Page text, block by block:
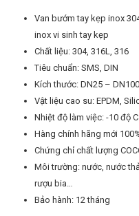
Van bướm tay kẹp inox
inox vi sinh tay kẹp
Chất liệu: 304, 316L, 316
Tiêu chuẩn: SMS, DIN
Kích thước: DN25 –
Vật liệu cao su: EPDM,
Nhiệt độ làm việc: -10 độ
Hàng chính hãng mới
Chứng chỉ chất lượng
Môi trường: nước, nước
rượu bia…
Bảo hành: 12 tháng